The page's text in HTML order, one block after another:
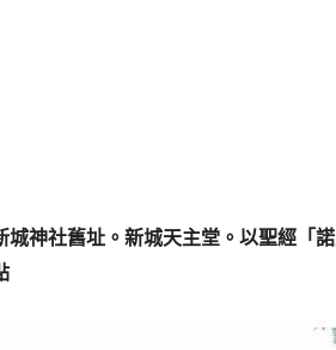
城神社舊址。新城天主堂。以聖經「